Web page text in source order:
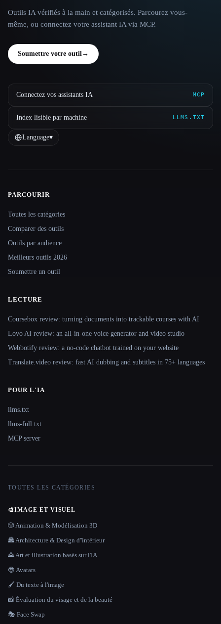
Outils IA vérifiés à la main et catégorisés. Parcourez vous-
même, ou connectez votre assistant IA via MCP.
Soumettre votre outil→
Connectez vos assistants IA MCP
Index lisible par machine LLMS.TXT
Language▾
Site navigation
PARCOURIR
Toutes les catégories
Comparer des outils
Outils par audience
Meilleurs outils 2026
Soumettre un outil
LECTURE
Coursebox review: turning documents into trackable courses with AI
Lovo AI review: an all-in-one voice generator and video studio
Webbotify review: a no-code chatbot trained on your website
Translate.video review: fast AI dubbing and subtitles in 75+ languages
POUR L'IA
llms.txt
llms-full.txt
MCP server
TOUTES LES CATÉGORIES
🎨IMAGE ET VISUEL
🎲 Animation & Modélisation 3D
🏯 Architecture & Design d''intérieur
🌄 Art et illustration basés sur l'IA
😎 Avatars
🖌️ Du texte à l'image
📸 Évaluation du visage et de la beauté
🎭 Face Swap